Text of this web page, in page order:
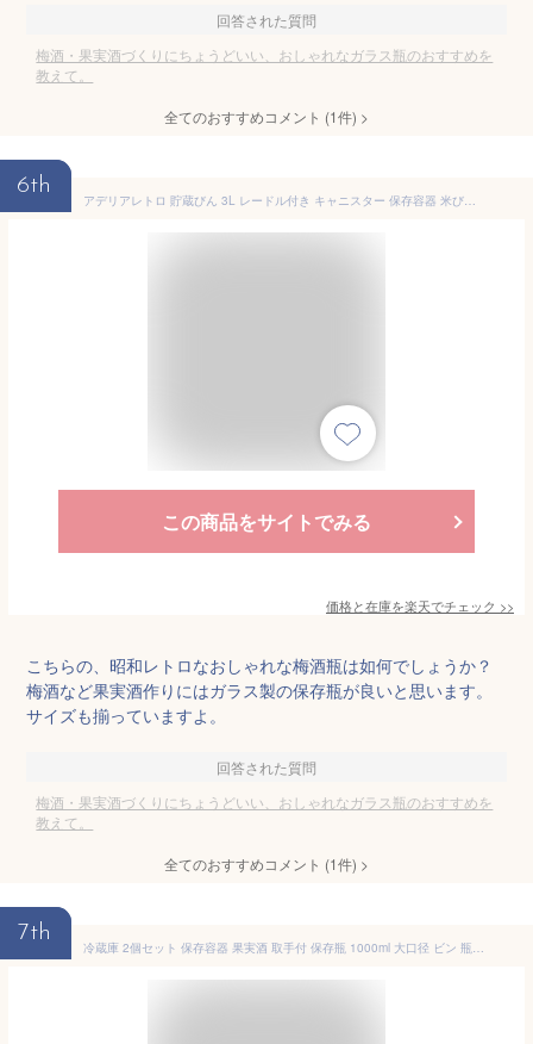
回答された質問
梅酒・果実酒づくりにちょうどいい、おしゃれなガラス瓶のおすすめを
教えて。
全てのおすすめコメント (1件) >
6th
アデリアレトロ 貯蔵びん 3L レードル付き キャニスター 保存容器 米びつ 梅酒瓶 果実酒 びん ガラス瓶 日本製 3リットル 丸型 持ち手付き カンロ杓子 花柄 昭和 レトロ アデリア 瓶 かわいい おしゃれ 花まわし アリス 石塚硝子
この商品をサイトでみる
価格と在庫を楽天でチェック >>
こちらの、昭和レトロなおしゃれな梅酒瓶は如何でしょうか？
梅酒など果実酒作りにはガラス製の保存瓶が良いと思います。
サイズも揃っていますよ。
回答された質問
梅酒・果実酒づくりにちょうどいい、おしゃれなガラス瓶のおすすめを
教えて。
全てのおすすめコメント (1件) >
7th
冷蔵庫 2個セット 保存容器 果実酒 取手付 保存瓶 1000ml 大口径 ビン 瓶 梅酒 2000ml ガラス 密封びん ビンシロップ 容器 密閉 梅酒瓶